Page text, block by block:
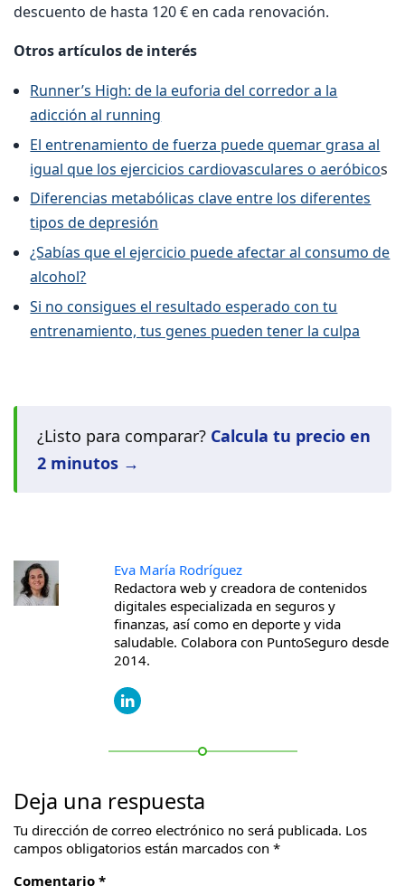
descuento de hasta 120 € en cada renovación.
Otros artículos de interés
Runner’s High: de la euforia del corredor a la
adicción al running
El entrenamiento de fuerza puede quemar grasa al
igual que los ejercicios cardiovasculares o aeróbicos
Diferencias metabólicas clave entre los diferentes
tipos de depresión
¿Sabías que el ejercicio puede afectar al consumo de
alcohol?
Si no consigues el resultado esperado con tu
entrenamiento, tus genes pueden tener la culpa
¿Listo para comparar? Calcula tu precio en
2 minutos →
Eva María Rodríguez
Redactora web y creadora de contenidos
digitales especializada en seguros y
finanzas, así como en deporte y vida
saludable. Colabora con PuntoSeguro desde
2014.
Deja una respuesta
Tu dirección de correo electrónico no será publicada. Los
campos obligatorios están marcados con *
Comentario *